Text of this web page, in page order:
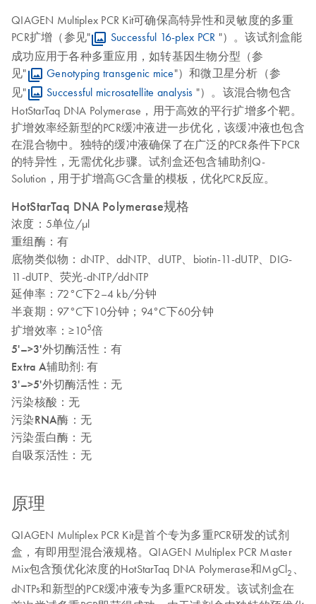
QIAGEN Multiplex PCR Kit可确保高特异性和灵敏度的多重
PCR扩增（参见"
Successful 16-plex PCR "）。该试剂盒能
成功应用于各种多重应用，如转基因生物分型（参
见"
Genotyping transgenic mice"）和微卫星分析（参
见"
Successful microsatellite analysis "）。该混合物包含
HotStarTaq DNA Polymerase，用于高效的平行扩增多个靶。
扩增效率经新型的PCR缓冲液进一步优化，该缓冲液也包含
在混合物中。独特的缓冲液确保了在广泛的PCR条件下PCR
的特异性，无需优化步骤。试剂盒还包含辅助剂Q-
Solution，用于扩增高GC含量的模板，优化PCR反应。
HotStarTaq DNA Polymerase规格
浓度： 5单位/µl
重组酶： 有
底物类似物： dNTP、ddNTP、dUTP、biotin-11-dUTP、DIG-
11-dUTP、荧光-dNTP/ddNTP
延伸率： 72°C下2–4 kb/分钟
半衰期： 97°C下10分钟；94°C下60分钟
扩增效率：≥105倍
5'–>3'外切酶活性 ：有
Extra A辅助剂: 有
3'–>5'外切酶活性： 无
污染核酸： 无
污染RNA酶： 无
污染蛋白酶： 无
自吸泵活性： 无
原理
QIAGEN Multiplex PCR Kit是首个专为多重PCR研发的试剂
盒，有即用型混合液规格。QIAGEN Multiplex PCR Master
Mix包含预优化浓度的HotStarTaq DNA Polymerase和MgCl2
dNTPs和新型的PCR缓冲液专为多重PCR研发。该试剂盒在